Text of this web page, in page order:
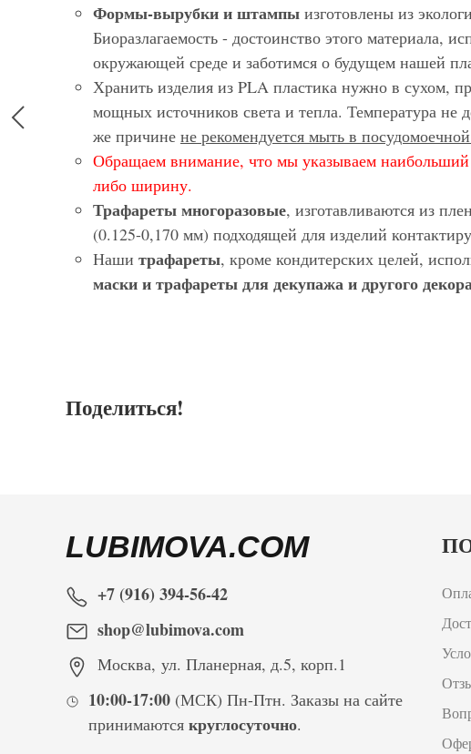
Формы-вырубки и штампы изготовлены из
Биоразлагаемость - достоинство этого материала,
окружающей среде и заботимся о будущем нашей
Хранить изделия из PLA пластика нужно в сухом,
мощных источников света и тепла. Температура
же причине не рекомендуется мыть в
Обращаем внимание, что мы указываем
либо ширину.
Трафареты многоразовые, изготавливаются из
(0.125-0,170 мм) подходящей для изделий
Наши трафареты, кроме кондитерских целей,
маски и трафареты для декупажа и другого
Поделиться!
LUBIMOVA.COM
+7 (916) 394-56-42
shop@lubimova.com
Москва, ул. Планерная, д.5, корп.1
10:00-17:00(МСК) Пн-Птн. Заказы на сайте
принимаются круглосуточно.